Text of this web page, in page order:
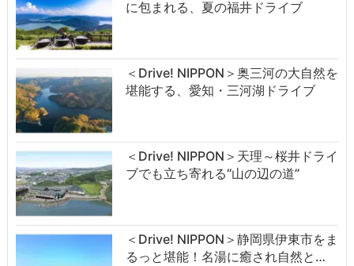
に包まれる、夏の福井ドライブ
＜Drive! NIPPON＞奥三河の大自然を
堪能する、愛知・三河湖ドライブ
＜Drive! NIPPON＞天理～桜井ドライ
ブでも立ち寄れる“山の辺の道”
＜Drive! NIPPON＞静岡県伊東市をま
るっと堪能！名湯に癒され自然と…